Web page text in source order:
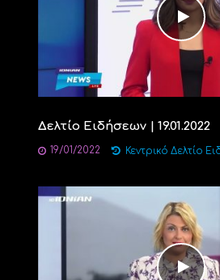
Δελτίο Ειδήσεων | 19.01.2022
19/01/2022 Κεντρικό Δελτίο